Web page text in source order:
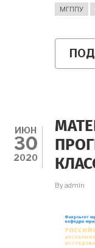
МГППУ
ИЮН
30
2020
Byadmin